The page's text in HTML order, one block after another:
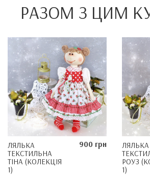
РАЗОМ З ЦИМ
ЛЯЛЬКА
ТЕКСТИЛЬНА
ТІНА (КОЛЕКЦІЯ
1)
900 грн
ЛЯЛЬКА
РОУЗ
1)